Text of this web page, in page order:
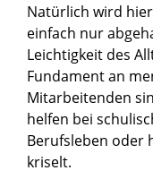
Natürlich wird
einfach nur
Leichtigkeit des
Fundament an
Mitarbeitenden
helfen bei
Berufsleben oder
kriselt.